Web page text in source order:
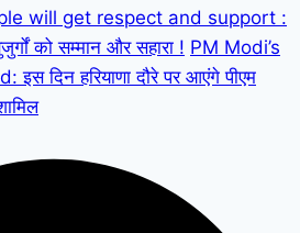
will get respect and support :
को सम्मान और सहारा ! PM Modi’s
दिन हरियाणा दौरे पर आएंगे पीएम